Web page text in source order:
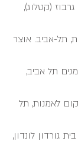
(קטלוג),
תל-אביב. אוצר
תל אביב,
לאמנות, תל
גורדון לונדון,